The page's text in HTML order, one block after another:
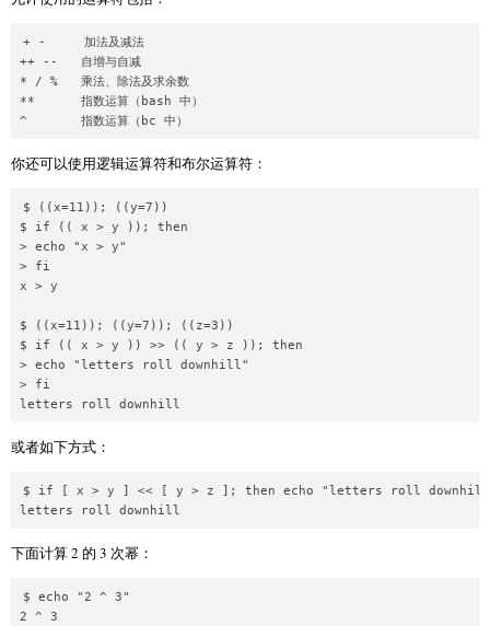
+ -     加法及减法
++ --   自增与自减
* / %   乘法、除法及求余数
**      指数运算（bash 中）
^       指数运算（bc 中）
你还可以使用逻辑运算符和布尔运算符：
$ ((x=11)); ((y=7))
$ if (( x > y )); then
> echo "x > y"
> fi
x > y
$ ((x=11)); ((y=7)); ((z=3))
$ if (( x > y )) >> (( y > z )); then
> echo "letters roll downhill"
> fi
或者如下方式：
$ if [ x > y ] << [ y > z ]; then echo "letters roll
下面计算 2 的 3 次幂：
$ echo "2 ^ 3"
2 ^ 3